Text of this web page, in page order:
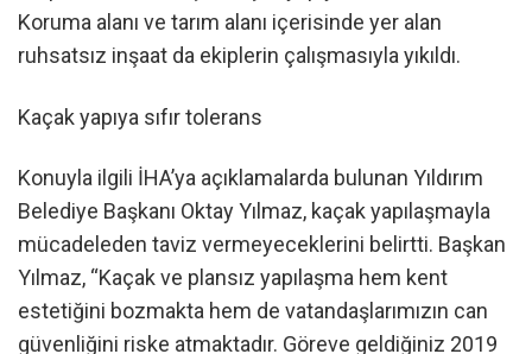
Koruma alanı ve tarım alanı içerisinde yer alan
ruhsatsız inşaat da ekiplerin çalışmasıyla yıkıldı.
Kaçak yapıya sıfır tolerans
Konuyla ilgili İHA’ya açıklamalarda bulunan Yıldırım
Belediye Başkanı Oktay Yılmaz, kaçak yapılaşmayla
mücadeleden taviz vermeyeceklerini belirtti. Başkan
Yılmaz, “Kaçak ve plansız yapılaşma hem kent
estetiğini bozmakta hem de vatandaşlarımızın can
güvenliğini riske atmaktadır. Göreve geldiğiniz 2019